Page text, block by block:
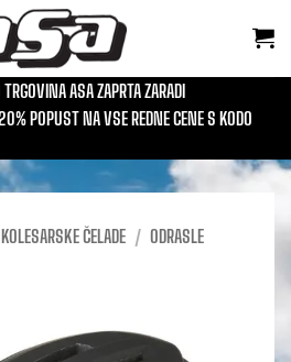
ASA ZAPRTA ZARADI
POPUST NA VSE REDNE CENE S KODO
KOLESARSKE ČELADE / ODRASLE